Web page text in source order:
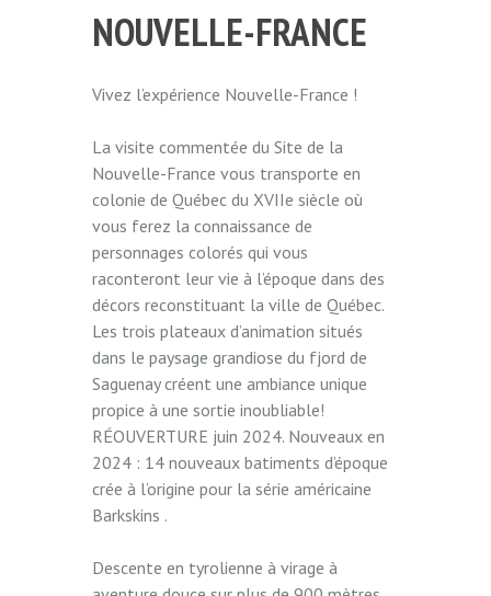
NOUVELLE-FRANCE
Vivez l’expérience Nouvelle-France !
La visite commentée du Site de la
Nouvelle-France vous transporte en
colonie de Québec du XVIIe siècle où
vous ferez la connaissance de
personnages colorés qui vous
raconteront leur vie à l’époque dans des
décors reconstituant la ville de Québec.
Les trois plateaux d’animation situés
dans le paysage grandiose du fjord de
Saguenay créent une ambiance unique
propice à une sortie inoubliable!
RÉOUVERTURE juin 2024. Nouveaux en
2024 : 14 nouveaux batiments d’époque
crée à l’origine pour la série américaine
Barkskins .
Descente en tyrolienne à virage à